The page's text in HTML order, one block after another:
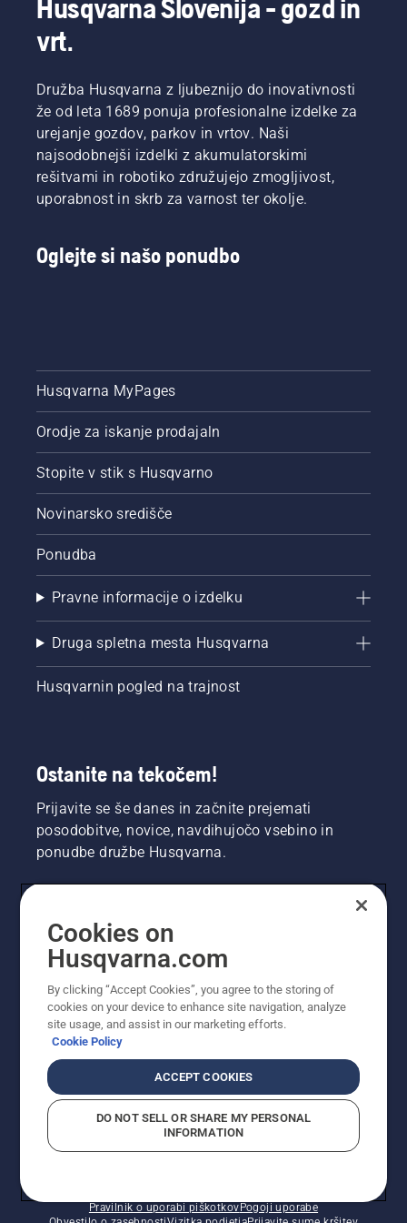
žaga je
prava za
vas.
nekaj
žago za
delo.
bodo
verižni
žagi s
prostornino
40 cm3,
Husqvarna
540 XP®
Mark III
XP®
pomagali
in pravo
vrsto
Husqvarna Slovenija - gozd in
vrt.
Družba Husqvarna z ljubeznijo do inovativnosti
že od leta 1689 ponuja profesionalne izdelke za
urejanje gozdov, parkov in vrtov. Naši
najsodobnejši izdelki z akumulatorskimi
rešitvami in robotiko združujejo zmogljivost,
uporabnost in skrb za varnost ter okolje.
Oglejte si našo ponudbo
Husqvarna MyPages
Orodje za iskanje prodajaln
Stopite v stik s Husqvarno
Novinarsko središče
Ponudba
Pravne informacije o izdelku
Druga spletna mesta Husqvarna
Husqvarnin pogled na trajnost
Ostanite na tekočem!
Prijavite se še danes in začnite prejemati
posodobitve, novice, navdihujočo vsebino in
ponudbe družbe Husqvarna.
Pravilnik o uporabi piškotkovPogoji uporabe
Cookies on
Husqvarna.com
By clicking “Accept Cookies”, you agree to the storing of
cookies on your device to enhance site navigation, analyze
site usage, and assist in our marketing efforts.
Cookie Policy
ACCEPT COOKIES
DO NOT SELL OR SHARE MY PERSONAL
INFORMATION